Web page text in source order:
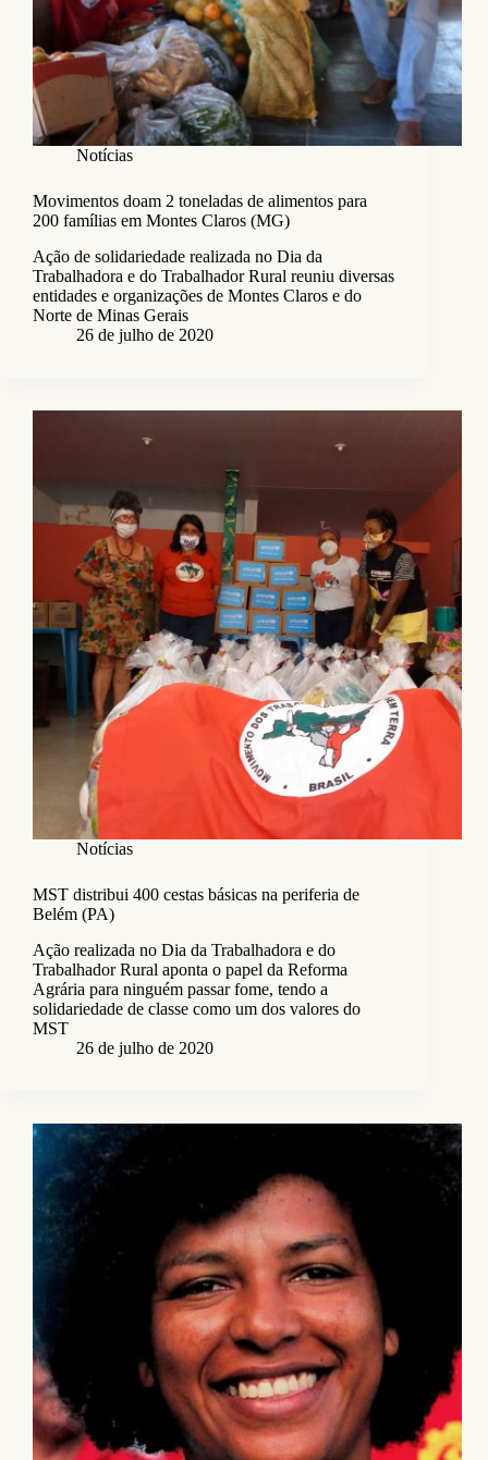
Notícias
Movimentos doam 2 toneladas de alimentos para
200 famílias em Montes Claros (MG)
Ação de solidariedade realizada no Dia da
Trabalhadora e do Trabalhador Rural reuniu diversas
entidades e organizações de Montes Claros e do
Norte de Minas Gerais
26 de julho de 2020
Notícias
MST distribui 400 cestas básicas na periferia de
Belém (PA)
Ação realizada no Dia da Trabalhadora e do
Trabalhador Rural aponta o papel da Reforma
Agrária para ninguém passar fome, tendo a
solidariedade de classe como um dos valores do
MST
26 de julho de 2020